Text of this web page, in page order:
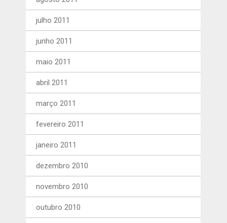
julho 2011
junho 2011
maio 2011
abril 2011
março 2011
fevereiro 2011
janeiro 2011
dezembro 2010
novembro 2010
outubro 2010